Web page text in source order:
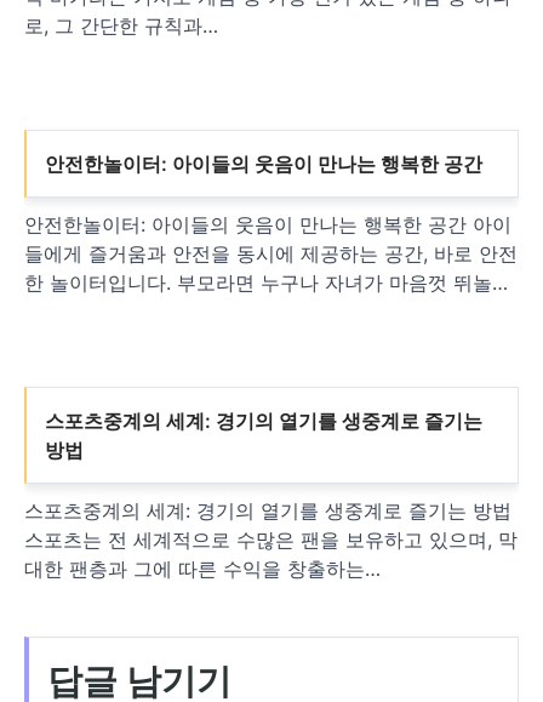
로, 그 간단한 규칙과…
안전한놀이터: 아이들의 웃음이 만나는 행복한 공간
안전한놀이터: 아이들의 웃음이 만나는 행복한 공간 아이
들에게 즐거움과 안전을 동시에 제공하는 공간, 바로 안전
한 놀이터입니다. 부모라면 누구나 자녀가 마음껏 뛰놀…
스포츠중계의 세계: 경기의 열기를 생중계로 즐기는
방법
스포츠중계의 세계: 경기의 열기를 생중계로 즐기는 방법
스포츠는 전 세계적으로 수많은 팬을 보유하고 있으며, 막
대한 팬층과 그에 따른 수익을 창출하는…
답글 남기기